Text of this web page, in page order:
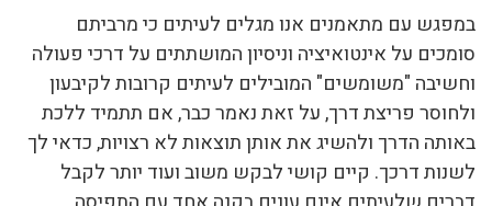
במפגש עם מתאמנים אנו מגלים לעיתים כי מרביתם
סומכים על אינטואיציה וניסיון המושתתים על דרכי פעולה
וחשיבה "משומשים" המובילים לעיתים קרובות לקיבעון
ולחוסר פריצת דרך, על זאת נאמר כבר, אם תתמיד ללכת
באותה הדרך ולהשיג את אותן תוצאות לא רצויות, כדאי לך
לשנות דרכך. קיים קושי לבקש משוב ועוד יותר לקבל